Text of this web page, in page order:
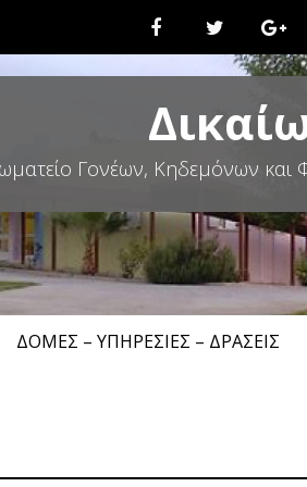
Γονέων, Κηδεμόνων και
ΔΟΜΈΣ – ΥΠΗΡΕΣΊΕΣ – ΔΡΆΣΕΙΣ